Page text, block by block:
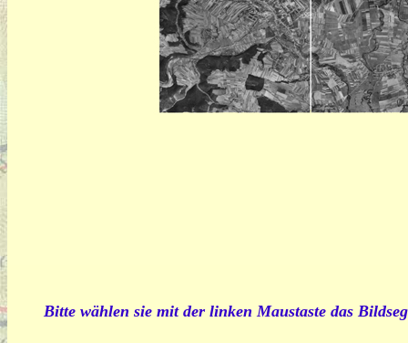
Bitte wählen sie mit der linken Maustaste das